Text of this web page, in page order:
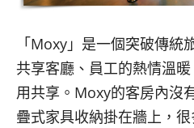
「Moxy」是一個突破傳統
共享客廳、員工的熱情溫
用共享。 Moxy的客房內沒
疊式家具收納掛在牆上，